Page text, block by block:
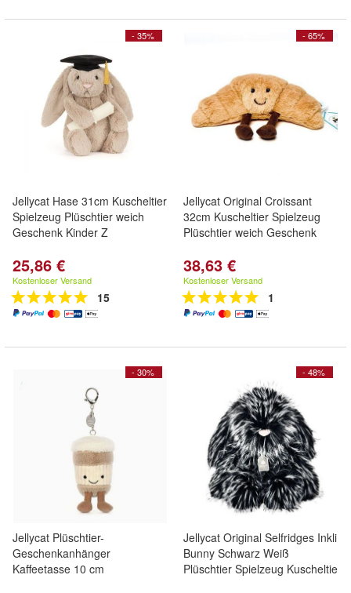
- 35%
Jellycat Hase 31cm Kuscheltier
Spielzeug Plüschtier weich
Geschenk Kinder Z
25,86 €
Kostenloser Versand
15
- 65%
Jellycat Original Croissant
32cm Kuscheltier Spielzeug
Plüschtier weich Geschenk
38,63 €
Kostenloser Versand
1
- 30%
Jellycat Plüschtier-
Geschenkanhänger
Kaffeetasse 10 cm
- 48%
Jellycat Original Selfridges Inkli
Bunny Schwarz Weiß
Plüschtier Spielzeug Kuscheltie